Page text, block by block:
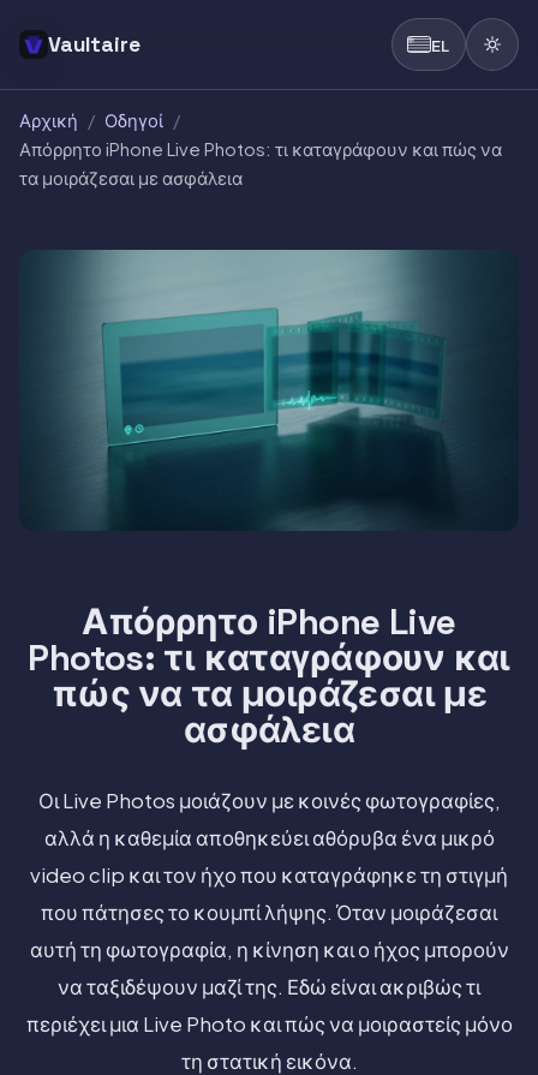
Vaultaire EL
Αρχική / Οδηγοί /
Απόρρητο iPhone Live Photos: τι καταγράφουν και πώς να
τα μοιράζεσαι με ασφάλεια
Απόρρητο iPhone Live
Photos: τι καταγράφουν και
πώς να τα μοιράζεσαι με
ασφάλεια
Οι Live Photos μοιάζουν με κοινές φωτογραφίες,
αλλά η καθεμία αποθηκεύει αθόρυβα ένα μικρό
video clip και τον ήχο που καταγράφηκε τη στιγμή
που πάτησες το κουμπί λήψης. Όταν μοιράζεσαι
αυτή τη φωτογραφία, η κίνηση και ο ήχος μπορούν
να ταξιδέψουν μαζί της. Εδώ είναι ακριβώς τι
περιέχει μια Live Photo και πώς να μοιραστείς μόνο
τη στατική εικόνα.